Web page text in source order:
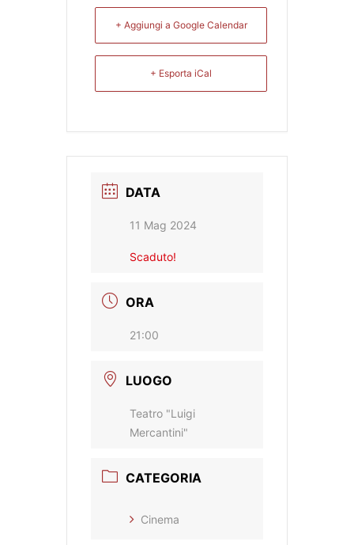
+ Aggiungi a Google Calendar
+ Esporta iCal
DATA
11 Mag 2024
Scaduto!
ORA
21:00
LUOGO
Teatro "Luigi
Mercantini"
CATEGORIA
Cinema